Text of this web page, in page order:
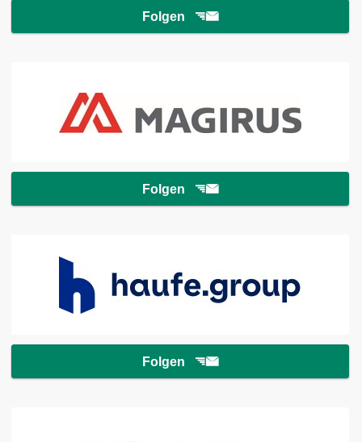
Folgen
Folgen
Folgen